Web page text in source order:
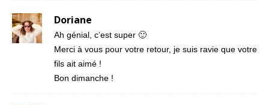
Doriane
Ah génial, c’est super 🙂
Merci à vous pour votre retour, je suis ravie que votre
fils ait aimé !
Bon dimanche !